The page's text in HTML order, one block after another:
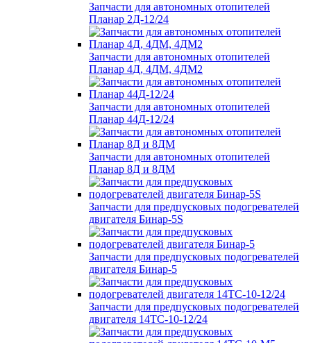
Запчасти для автономных отопителей
Планар 2Д-12/24
Запчасти для автономных отопителей
Планар 4Д, 4ДМ, 4ДМ2
Запчасти для автономных отопителей
Планар 44Д-12/24
Запчасти для автономных отопителей
Планар 8Д и 8ДМ
Запчасти для предпусковых подогревателей
двигателя Бинар-5S
Запчасти для предпусковых подогревателей
двигателя Бинар-5
Запчасти для предпусковых подогревателей
двигателя 14ТС-10-12/24